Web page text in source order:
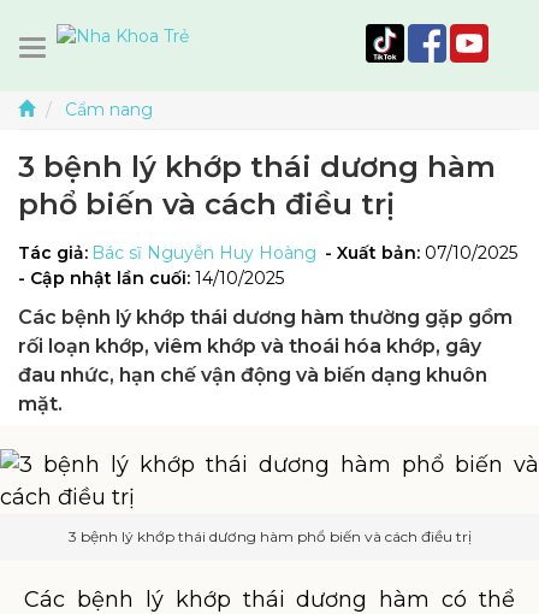
Cẩm nang
3 bệnh lý khớp thái dương hàm
phổ biến và cách điều trị
Tác giả: Bác sĩ Nguyễn Huy Hoàng - Xuất bản: 07/10/2025
- Cập nhật lần cuối: 14/10/2025
Các bệnh lý khớp thái dương hàm thường gặp gồm
rối loạn khớp, viêm khớp và thoái hóa khớp, gây
đau nhức, hạn chế vận động và biến dạng khuôn
mặt.
3 bệnh lý khớp thái dương hàm phổ biến và cách điều trị
Các bệnh lý khớp thái dương hàm có thể